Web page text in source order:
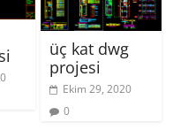
üç kat dwg
projesi
Ekim 29, 2020
0